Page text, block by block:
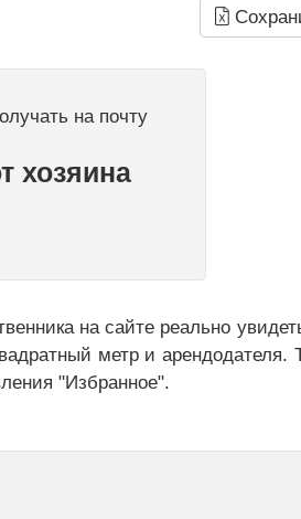
на почту
хозяина
на сайте реально
метр и арендодателя.
"Избранное".